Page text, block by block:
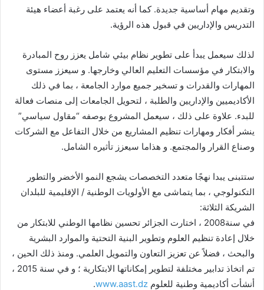
وتقديم مهام أساسية جديدة. كما أنه يعتمد على رغبة أعضاء هيئة
التدريس والإداريين في قبول هذه الرؤية.
لذلك سيعمل يبدأ على تطوير نظام بيئي شامل يعزز روح المبادرة
والابتكار في مؤسسات التعليم العالي وخارجها. و سيعزز مستوى
المهارات والقدرات و تسخير جميع موارد الجامعة ، بما في ذلك
الأكاديميين والإداريين والطلبة ، لتحويل الجامعات إلى منصات فعالة
للبدء. علاوة على ذلك ، سيعمل المشروع بوصفه “مقاول سياسي”
ينشر أفكار ومهارات تنظيم المشاريع من خلال التفاعل مع الشركات
وصناع القرار والمجتمع. و هذاما سيعزز تأثيره الشامل.
ستتبنى يبدا نهجًا متعدد التخصصات يشجع النمو الأخضر والتطور
التكنولوجي ، بما يتماشى مع الأولويات الوطنية / الإقليمية للبلدان
الشريكة الثلاثة:
في سنة2008 ، اختارت الجزائر تحسين نظامها الوطني للابتكار من
خلال إعادة تنظيم العلوم وتطوير البنية التحتية والموارد البشرية
والبحث ، فضلاً عن تعزيز التعاون والتمويل العلمي. ومنذ ذلك الحين ،
تم اتخاذ تدابير مختلفة لتطوير إمكاناتها الابتكارية ؛ و في سنة 2015 ،
أنشأت أكاديمية وطنية للعلوم www.aast.dz
.